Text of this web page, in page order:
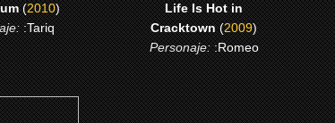
(2010)
:Tariq
Life Is Hot in
Cracktown(2009)
Personaje::Romeo